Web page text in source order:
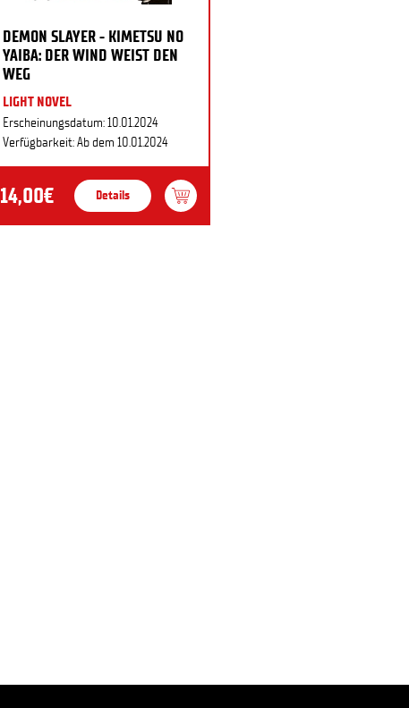
DEMON SLAYER - KIMETSU NO
YAIBA: DER WIND WEIST DEN
WEG
LIGHT NOVEL
Erscheinungsdatum: 10.01.2024
Verfügbarkeit: Ab dem 10.01.2024
14,00€ Details